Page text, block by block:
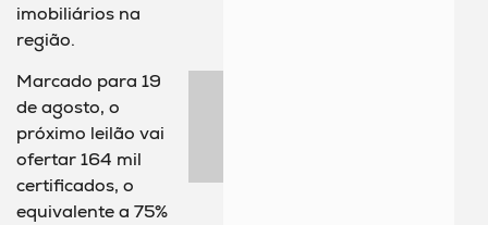
imobiliários na
região.
Marcado para 19
de agosto, o
próximo leilão vai
ofertar 164 mil
certificados, o
equivalente a 75%